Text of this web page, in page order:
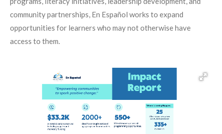
community partnerships, En Español works to expand
opportunities for learners who may not otherwise have
access to them.